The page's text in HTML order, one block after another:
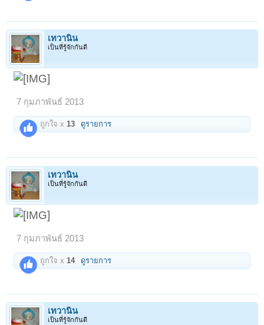
เทวานิน
เป็นที่รู้จักกันดี
7 กุมภาพันธ์ 2013
ถูกใจ x13 ดูรายการ
เทวานิน
เป็นที่รู้จักกันดี
7 กุมภาพันธ์ 2013
ถูกใจ x 14 ดูรายการ
เทวานิน
เป็นที่รู้จักกันดี